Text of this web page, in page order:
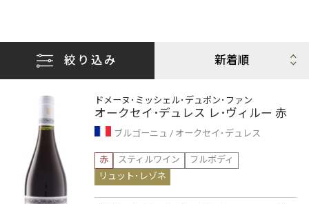
絞り込み
ドメーヌ･ミッシェル･デュポン･ファン
オークセイ･デュレス レ･ヴィルー 赤
ブルゴーニュ
オークセイ･デュレス
赤
スティルワイン
フルボディ
リュット･レゾネ